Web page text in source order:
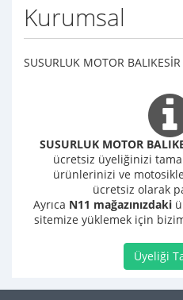
Kurumsal
SUSURLUK MOTOR BALIKESİR
SUSURLUK MOTOR
ücretsiz üyeliğinizi
ürünlerinizi ve
ücretsiz olarak
Ayrıca N11 mağazınızdaki
sitemize yüklemek için
Üyeliği